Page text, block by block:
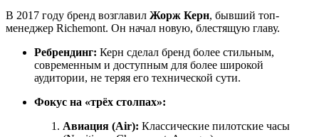
В 2017 году бренд возглавил Жорж Керн, бывший топ-
менеджер Richemont. Он начал новую, блестящую главу.
Ребрендинг: Керн сделал бренд более стильным,
современным и доступным для более широкой
аудитории, не теряя его технической сути.
Фокус на «трёх столпах»:
Авиация (Air): Классические пилотские часы